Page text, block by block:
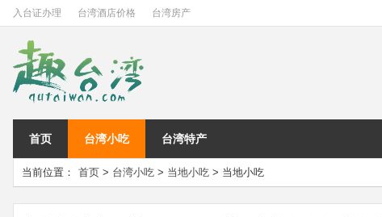
入台证办理 台湾酒店价格 台湾房产
首页 台湾小吃 台湾特产
当前位置： 首页 > 台湾小吃 > 当地小吃 > 当地小吃